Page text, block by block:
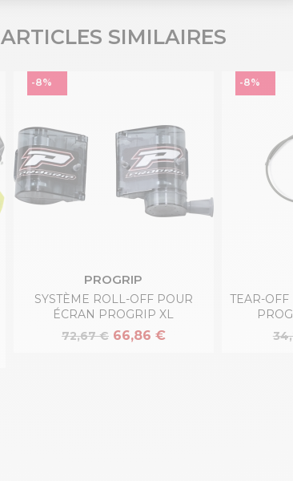
ARTICLES SIMILAIRES
PROGRIP
SYSTÈME ROLL-OFF POUR
ÉCRAN PROGRIP XL
72,67 € 66,86 €
-8%
TEAR-OFF
-8%